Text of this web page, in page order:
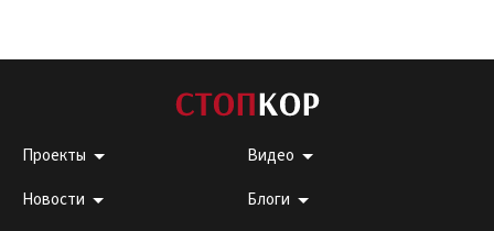
Проекты
Видео
Новости
Блоги